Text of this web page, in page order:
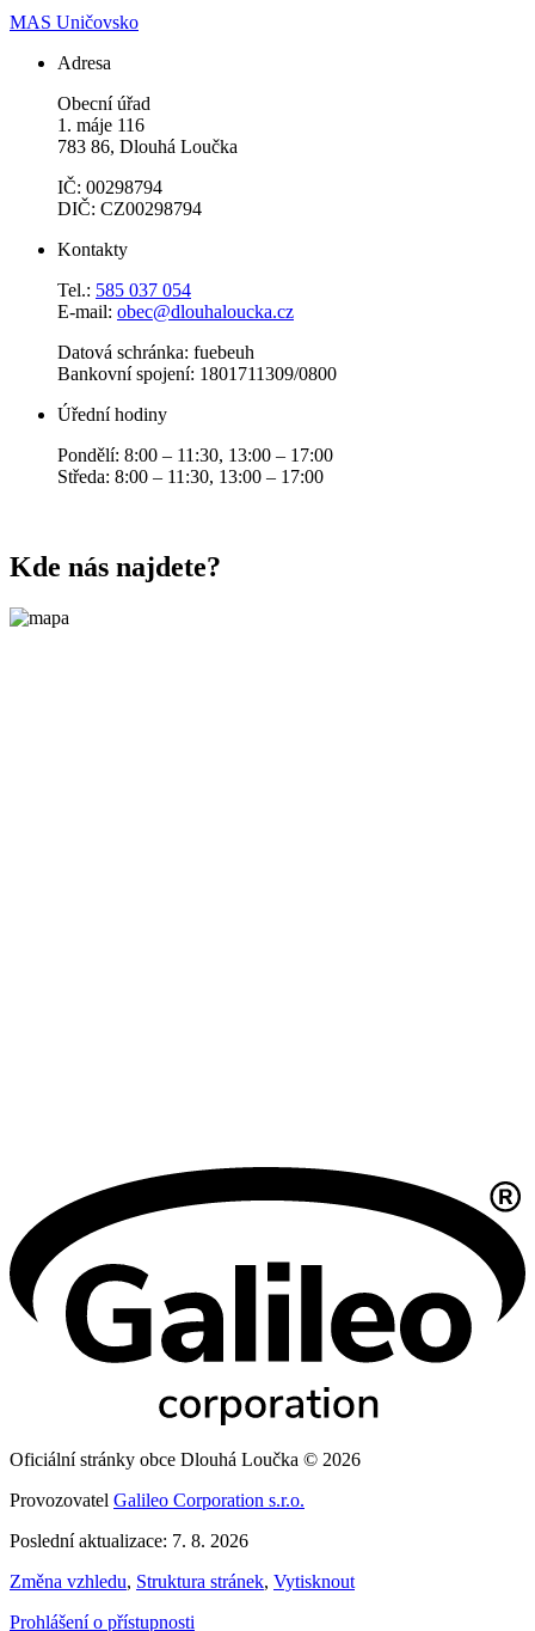
MAS Uničovsko
Adresa
Obecní úřad
1. máje 116
783 86, Dlouhá Loučka
IČ: 00298794
DIČ: CZ00298794
Kontakty
Tel.: 585 037 054
E-mail: obec@dlouhaloucka.cz
Datová schránka: fuebeuh
Bankovní spojení: 1801711309/0800
Úřední hodiny
Pondělí: 8:00 – 11:30, 13:00 – 17:00
Středa: 8:00 – 11:30, 13:00 – 17:00
Kde nás najdete?
Oficiální stránky obce Dlouhá Loučka © 2026
Provozovatel Galileo Corporation s.r.o.
Poslední aktualizace: 7. 8. 2026
Změna vzhledu, Struktura stránek, Vytisknout
Prohlášení o přístupnosti